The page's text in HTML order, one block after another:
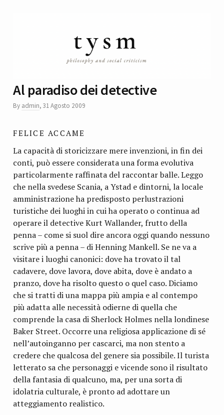
Al paradiso dei detective
By admin, 31 Agosto 2009
FELICE ACCAME
La capacità di storicizzare mere invenzioni, in fin dei
conti, può essere considerata una forma evolutiva
particolarmente raffinata del raccontar balle. Leggo
che nella svedese Scania, a Ystad e dintorni, la locale
amministrazione ha predisposto perlustrazioni
turistiche dei luoghi in cui ha operato o continua ad
operare il detective Kurt Wallander, frutto della
penna – come si suol dire ancora oggi quando nessuno
scrive più a penna – di Henning Mankell. Se ne va a
visitare i luoghi canonici: dove ha trovato il tal
cadavere, dove lavora, dove abita, dove è andato a
pranzo, dove ha risolto questo o quel caso. Diciamo
che si tratti di una mappa più ampia e al contempo
più adatta alle necessità odierne di quella che
comprende la casa di Sherlock Holmes nella londinese
Baker Street. Occorre una religiosa applicazione di sé
nell’autoinganno per cascarci, ma non stento a
credere che qualcosa del genere sia possibile. Il turista
letterato sa che personaggi e vicende sono il risultato
della fantasia di qualcuno, ma, per una sorta di
idolatria culturale, è pronto ad adottare un
atteggiamento realistico.